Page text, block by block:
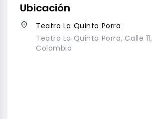
Ubicación
place
Teatro La Quinta Porra
Teatro La Quinta Porra, Calle
Colombia